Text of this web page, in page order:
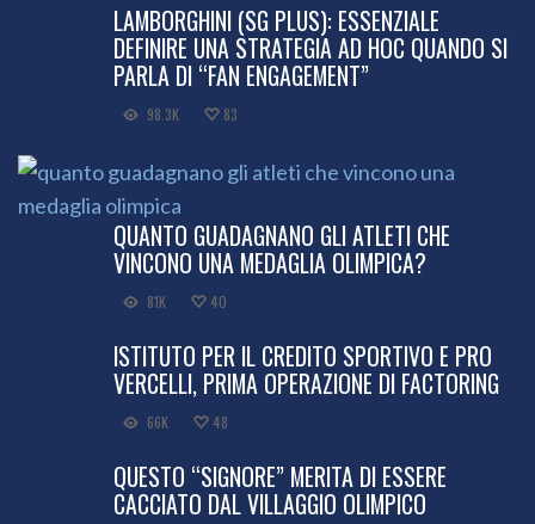
LAMBORGHINI (SG PLUS): ESSENZIALE
DEFINIRE UNA STRATEGIA AD HOC QUANDO SI
PARLA DI “FAN ENGAGEMENT”
98.3K 83
QUANTO GUADAGNANO GLI ATLETI CHE
VINCONO UNA MEDAGLIA OLIMPICA?
81K 40
ISTITUTO PER IL CREDITO SPORTIVO E PRO
VERCELLI, PRIMA OPERAZIONE DI FACTORING
66K 48
QUESTO “SIGNORE” MERITA DI ESSERE
CACCIATO DAL VILLAGGIO OLIMPICO